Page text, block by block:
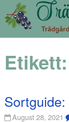
Etikett:
August 28, 2021